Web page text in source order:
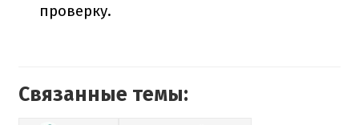
проверку.
Связанные темы: